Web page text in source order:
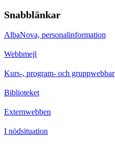
Snabblänkar
AlbaNova, personalinformation
Webbmejl
Kurs-, program- och gruppwebbar
Biblioteket
Externwebben
I nödsituation